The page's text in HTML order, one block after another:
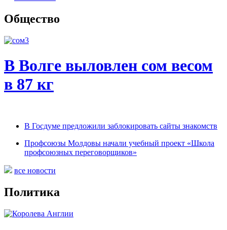
Общество
В Волге выловлен сом весом
в 87 кг
В Госдуме предложили заблокировать сайты знакомств
Профсоюзы Молдовы начали учебный проект «Школа
профсоюзных переговорщиков»
все новости
Политика